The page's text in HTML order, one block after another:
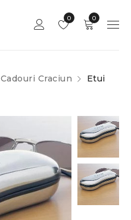
0
0
Cadouri Craciun Etui